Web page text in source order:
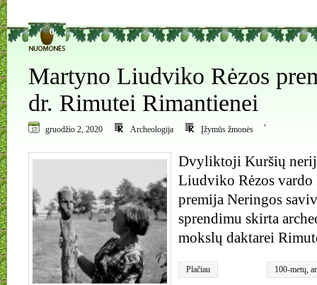
0
Martyno Liudviko Rėzos
dr. Rimutei Rimantienei
gruodžio 2, 2020 Archeologija
,
Įžymūs žmonės
Dvyliktoji Kuršių
Liudviko Rėzos
premija Neringos
sprendimu skirta
mokslų daktarei
Plačiau 100-metų,